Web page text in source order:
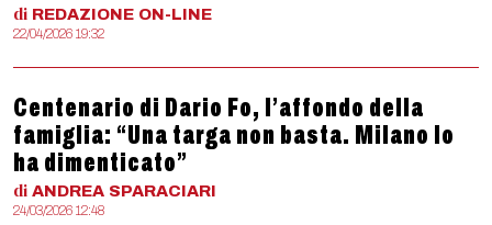
di REDAZIONE ON-LINE
22/04/2026 19:32
Centenario di Dario Fo, l’affondo della
famiglia: “Una targa non basta. Milano lo
ha dimenticato”
di ANDREA SPARACIARI
24/03/2026 12:48